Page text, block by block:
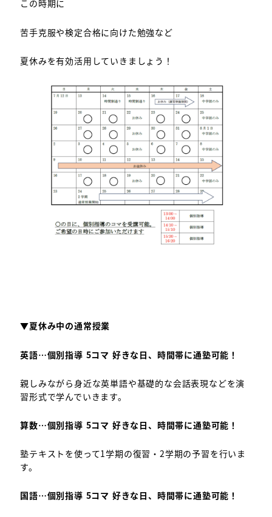
この時期に
苦手克服や検定合格に向けた勉強など
夏休みを有効活用していきましょう！
▼夏休み中の通常授業
英語…個別指導 5コマ 好きな日、時間帯に通塾可能！
親しみながら身近な英単語や基礎的な会話表現などを演
習形式で学んでいきます。
算数…個別指導 5コマ 好きな日、時間帯に通塾可能！
塾テキストを使って1学期の復習・2学期の予習を行いま
す。
国語…個別指導 5コマ 好きな日、時間帯に通塾可能！